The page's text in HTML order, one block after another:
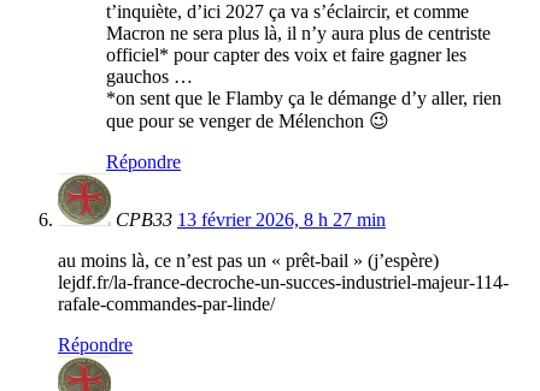
t’inquiète, d’ici 2027 ça va s’éclaircir, et comme
Macron ne sera plus là, il n’y aura plus de centriste
officiel* pour capter des voix et faire gagner les
gauchos …
*on sent que le Flamby ça le démange d’y aller, rien
que pour se venger de Mélenchon 😉
Répondre
CPB33 13 février 2026, 8 h 27 min
au moins là, ce n’est pas un « prêt-bail » (j’espère)
lejdf.fr/la-france-decroche-un-succes-industriel-majeur-114-
rafale-commandes-par-linde/
Répondre